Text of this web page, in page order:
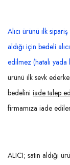
Alıcı ürünü ilk
aldığı için bedeli
edilmez (hatalı
ürünü ilk sevk
bedelini iade talep
firmamıza iade
ALICI; satın aldığı